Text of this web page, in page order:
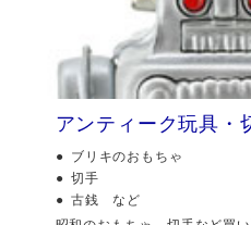
アンティーク玩具・
ブリキのおもちゃ
切手
古銭 など